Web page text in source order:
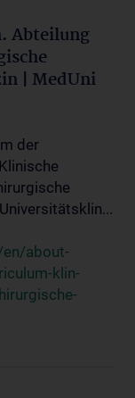
Abteilung
| MedUni
der
about-
klin-